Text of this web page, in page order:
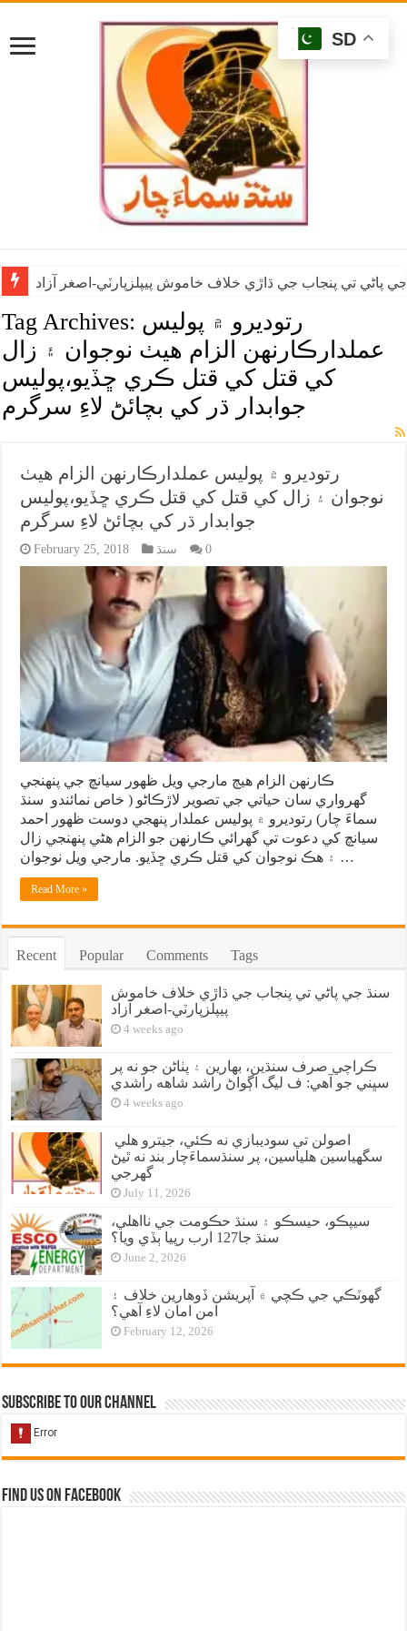
پاڻي تي پنجاب جي ڌاڙي خلاف خاموش پيپلزپارٽي-اصغر آزاد
Tag Archives: رتوديرو ۾ پوليس
عملدارڪارنهن الزام هيٺ نوجوان ۽ زال
کي قتل کي قتل ڪري ڇڏيو،پوليس
جوابدار ڌر کي بچائڻ لاءِ سرگرم
رتوديرو ۾ پوليس عملدارڪارنهن الزام هيٺ
نوجوان ۽ زال کي قتل کي قتل ڪري ڇڏيو،پوليس
جوابدار ڌر کي بچائڻ لاءِ سرگرم
February 25, 2018 سنڌ 0
ڪارنهن الزام هيڄ مارجي ويل ظهور سيانچ جي پنهنجي
گهرواري سان حياتي جي تصوير لاڙڪاڻو ( خاص نمائندو سنڌ
سماءَ چار) رتوديرو ۾ پوليس عملدار پنهجي دوست ظهور احمد
سيانچ کي دعوت تي گهرائي ڪارنهن جو الزام هڻي پنهنجي زال
۽ هڪ نوجوان کي قتل ڪري ڇڏيو. مارجي ويل نوجوان …
Read More »
Recent Popular Comments Tags
سنڌ جي پاڻي تي پنجاب جي ڌاڙي خلاف خاموش
پيپلزپارٽي-اصغر آزاد
4 weeks ago
ڪراچي صرف سنڌين، بهارين ۽ پٺاڻن جو نه پر
سڀني جو آهي: ف ليگ اڳواڻ راشد شاهه راشدي
4 weeks ago
سگهياسين هلياسين، پر سنڌسماءَچار بند نه ٿيڻ
گهرجي
July 11, 2026
سيپڪو، حيسڪو ۽ سنڌ حڪومت جي نااهلي،
سنڌ جا127 ارب رپيا ٻڏي ويا؟
June 2, 2026
گهوٽڪي جي ڪچي ۾ آپريشن ڏوهارين خلاف ۽
امن امان لاءِ آهي؟
February 12, 2026
Subscribe to our Channel
Find us on Facebook
SD